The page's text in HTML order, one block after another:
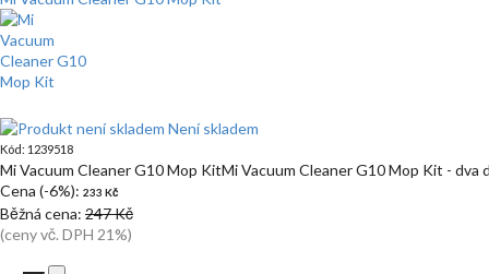
Není skladem
Kód: 1239518
Mi Vacuum Cleaner G10 Mop KitMi Vacuum Cleaner G10 Mop Kit - dva
Cena (-6%): 233 Kč
Běžná cena: 247 Kč
(ceny vč. DPH 21%)